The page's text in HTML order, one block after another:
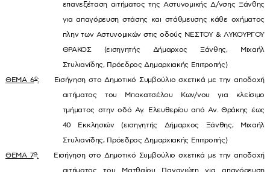
επανεξέταση αιτήματος της Αστυνομικής Δ/νσης Ξάνθης
για απαγόρευση στάσης και στάθμευσης κάθε οχήματος
πλην των Αστυνομικών στις οδούς ΝΕΣΤΟΥ & ΛΥΚΟΥΡΓΟΥ
ΘΡΑΚΟΣ (εισηγητής Δήμαρχος Ξάνθης, Μιχαήλ
Στυλιανίδης, Πρόεδρος Δημαρχιακής Επιτροπής)
ΘΕΜΑ 6ο: Εισήγηση στο Δημοτικό Συμβούλιο σχετικά με την αποδοχή
αιτήματος του Μπακατσέλου Κων/νου για κλείσιμο
τμήματος στην οδό Αγ. Ελευθερίου από Αν. Θράκης έως
40 Εκκλησιών (εισηγητής Δήμαρχος Ξάνθης, Μιχαήλ
Στυλιανίδης, Πρόεδρος Δημαρχιακής Επιτροπής)
ΘΕΜΑ 7ο: Εισήγηση στο Δημοτικό Συμβούλιο σχετικά με την αποδοχή
αιτήματος του Ματθαίου Παναγιώτη για απαγόρευση